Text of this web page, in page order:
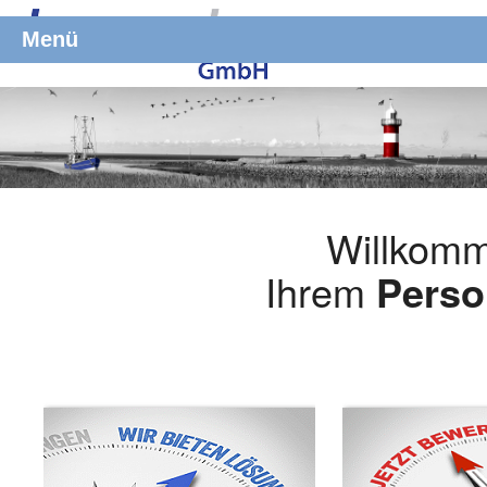
Menü
Ihrem